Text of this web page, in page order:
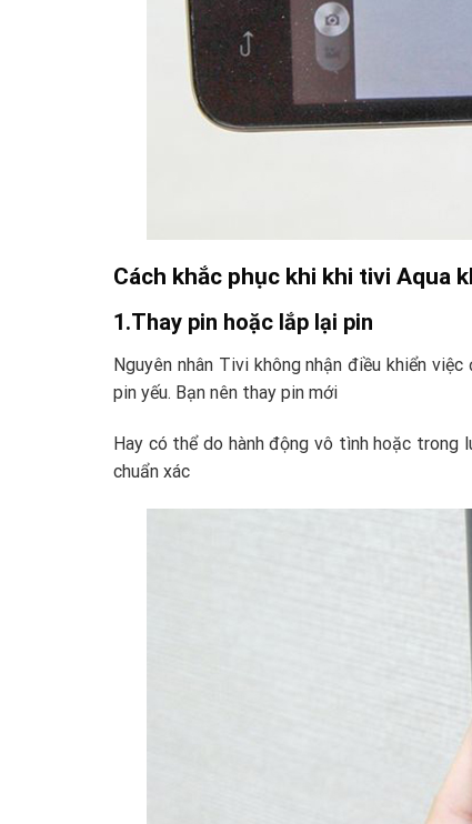
Cách khắc phục khi khi tivi Aqua
1.Thay pin hoặc lắp lại pin
Nguyên nhân Tivi không nhận điều khiển
pin yếu. Bạn nên thay pin mới
Hay có thể do hành động vô tình hoặc trong
chuẩn xác